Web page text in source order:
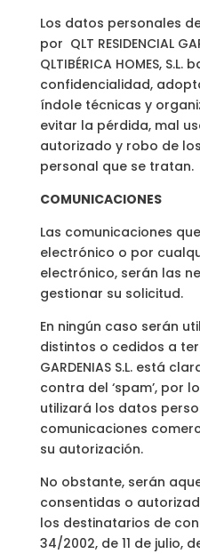
Los datos personales
por QLT RESIDENCIAL
QLTIBÉRICA HOMES,
confidencialidad,
índole técnicas y
evitar la pérdida, mal
autorizado y robo de
personal que se tratan.
COMUNICACIONES
Las comunicaciones
electrónico o por
electrónico, serán las
gestionar su solicitud.
En ningún caso serán
distintos o cedidos a
GARDENIAS S.L. está
contra del ‘spam’, por
utilizará los datos
comunicaciones
su autorización.
No obstante, serán
consentidas o
los destinatarios de
34/2002, de 11 de julio,